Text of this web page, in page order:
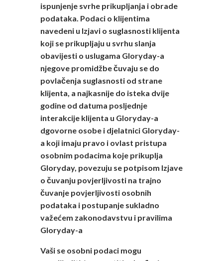
ispunjenje svrhe prikupljanja i obrade
podataka. Podaci o klijentima
navedeni u Izjavi o suglasnosti klijenta
koji se prikupljaju u svrhu slanja
obavijesti o uslugama Gloryday-a
njegove promidžbe čuvaju se do
povlačenja suglasnosti od strane
klijenta, a najkasnije do isteka dvije
godine od datuma posljednje
interakcije klijenta u Gloryday-a
dgovorne osobe i djelatnici Gloryday-
a koji imaju pravo i ovlast pristupa
osobnim podacima koje prikuplja
Gloryday, povezuju se potpisom Izjave
o čuvanju povjerljivosti na trajno
čuvanje povjerljivosti osobnih
podataka i postupanje sukladno
važećem zakonodavstvu i pravilima
Gloryday-a
Vaši se osobni podaci mogu